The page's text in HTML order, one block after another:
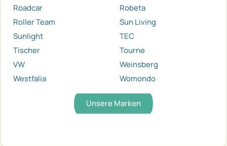
Roadcar
Robeta
Roller Team
Sun Living
Sunlight
TEC
Tischer
Tourne
VW
Weinsberg
Westfalia
Womondo
Unsere Marken